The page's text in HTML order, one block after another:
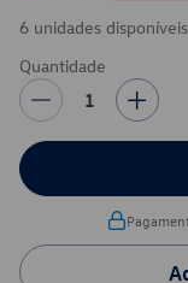
6 unidades disponíveis
Quantidade
1